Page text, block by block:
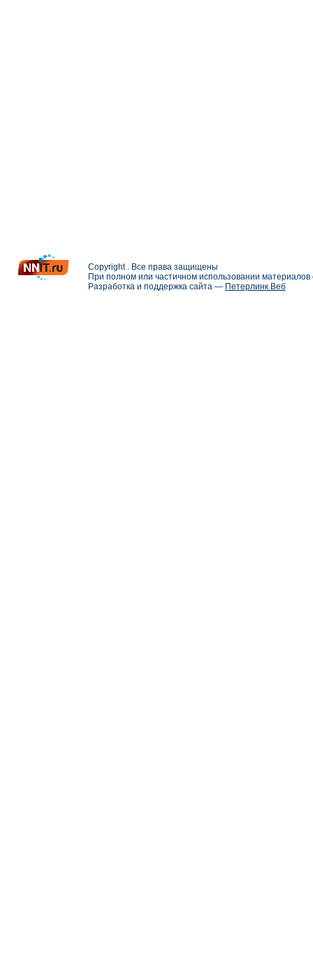
Copyright . Все права защищены
При полном или частичном использовании
Разработка и поддержка сайта — Петерлинк Веб